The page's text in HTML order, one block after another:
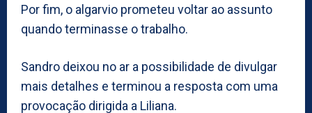
Por fim, o algarvio prometeu voltar ao assunto
quando terminasse o trabalho.
Sandro deixou no ar a possibilidade de divulgar
mais detalhes e terminou a resposta com uma
provocação dirigida a Liliana.